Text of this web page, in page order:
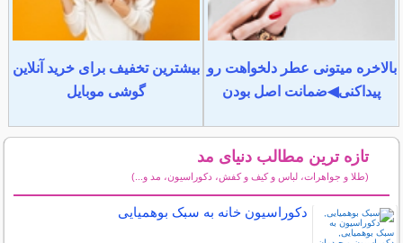
بالاخره میتونی عطر دلخواهت رو
پیداکنی◀ضمانت اصل بودن
بیشترین تخفیف برای خرید آنلاین
گوشی موبایل
تازه ترین مطالب دنیای مد
(طلا و جواهرات، لباس و کیف و کفش، دکوراسیون، مد و...)
دکوراسیون خانه به سبک بوهمیایی